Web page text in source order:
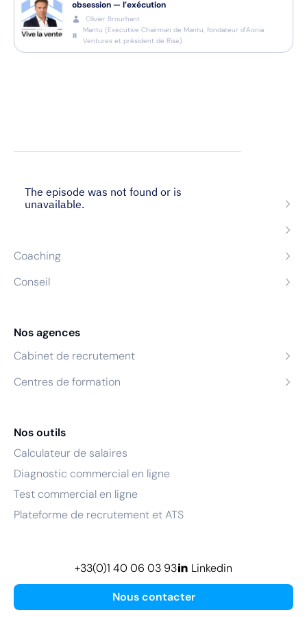
obsession — l’exécution
Olivier Brourhant
Mantu (Executive Chairman de Mantu, fondateur d’Aonia
Ventures et président de Rise)
Recrutement
Coaching
Conseil
Nos agences
Cabinet de recrutement
Centres de formation
Nos outils
Calculateur de salaires
Diagnostic commercial en ligne
Test commercial en ligne
Plateforme de recrutement et ATS
Nous contacter
+33(0)1 40 06 03 93 Linkedin